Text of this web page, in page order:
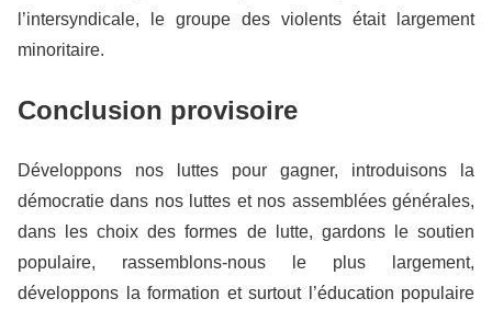
l’intersyndicale, le groupe des violents était largement
minoritaire.
Conclusion provisoire
Développons nos luttes pour gagner, introduisons la
démocratie dans nos luttes et nos assemblées générales,
dans les choix des formes de lutte, gardons le soutien
populaire, rassemblons-nous le plus largement,
développons la formation et surtout l’éducation populaire